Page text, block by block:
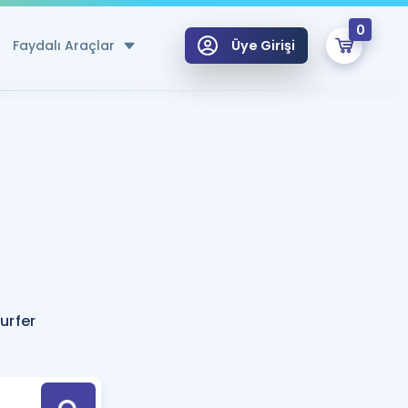
Faydalı Araçlar
Hesaplama Aracı
için Öneriler
Tek Takvimde
Üye Girişi
0
Hoca ile seni sınava hazırlayacak onlarca eğitim seni bekliyor!